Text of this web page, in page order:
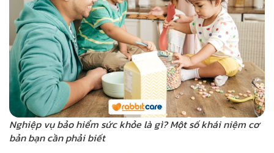
Nghiệp vụ bảo hiểm sức khỏe là gì? Một số khái niệm cơ
bản bạn cần phải biết